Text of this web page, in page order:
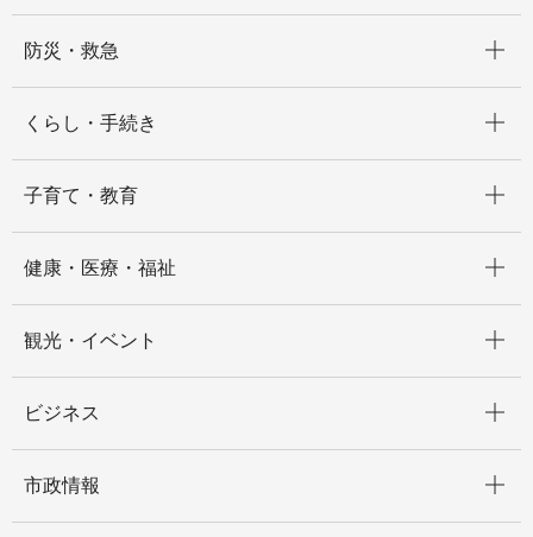
防災・救急
くらし・手続き
子育て・教育
健康・医療・福祉
観光・イベント
ビジネス
市政情報